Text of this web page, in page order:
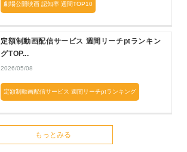
劇場公開映画 認知率 週間TOP10
定額制動画配信サービス 週間リーチptランキン
グTOP...
2026/05/08
定額制動画配信サービス 週間リーチptランキング
もっとみる